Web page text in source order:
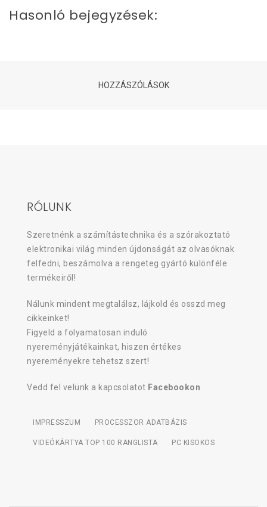
Hasonló bejegyzések:
HOZZÁSZÓLÁSOK
RÓLUNK
Szeretnénk a számítástechnika és a szórakoztató
elektronikai világ minden újdonságát az olvasóknak
felfedni, beszámolva a rengeteg gyártó különféle
termékeiről!
Nálunk mindent megtalálsz, lájkold és osszd meg
cikkeinket!
Figyeld a folyamatosan induló
nyereményjátékainkat, hiszen értékes
nyereményekre tehetsz szert!
Vedd fel velünk a kapcsolatot Facebookon
IMPRESSZUM PROCESSZOR ADATBÁZIS
VIDEÓKÁRTYA TOP 100 RANGLISTA PC KISOKOS